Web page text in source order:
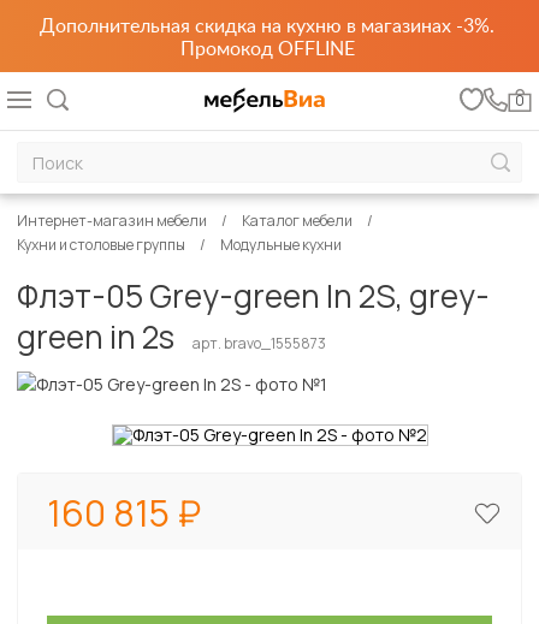
Дополнительная скидка на кухню в магазинах -3%.
Промокод OFFLINE
0
Интернет-магазин мебели
Каталог мебели
Кухни и столовые группы
Модульные кухни
Флэт-05 Grey-green In 2S, grey-
green in 2s
арт. bravo_1555873
160 815